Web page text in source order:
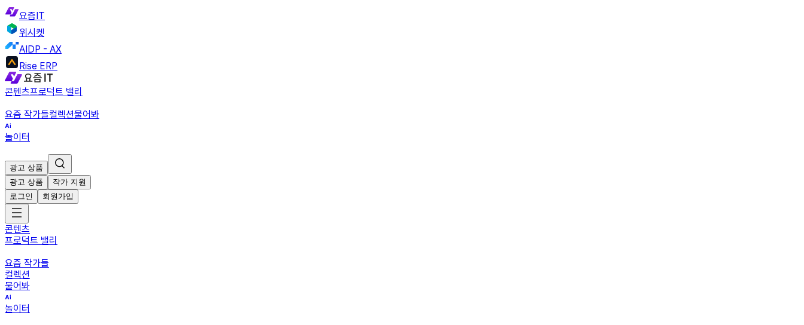
요즘IT
위시켓
AIDP - AX
Rise ERP
콘텐츠프로덕트 밸리
요즘 작가들컬렉션물어봐
놀이터
광고 상품
광고 상품
작가 지원
로그인
회원가입
콘텐츠
프로덕트 밸리
요즘 작가들
컬렉션
물어봐
놀이터